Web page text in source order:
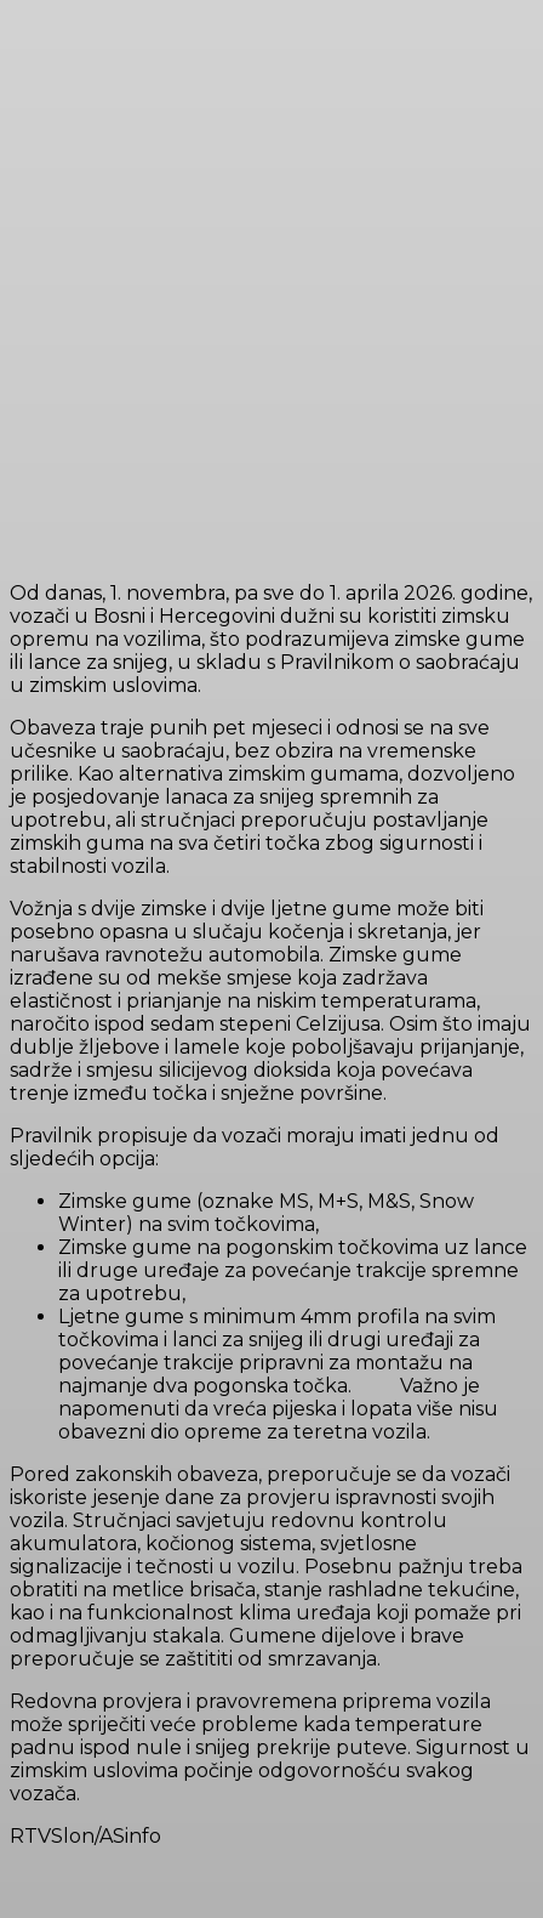
Od danas, 1. novembra, pa sve do 1. aprila 2026. godine,
vozači u Bosni i Hercegovini dužni su koristiti zimsku
opremu na vozilima, što podrazumijeva zimske gume
ili lance za snijeg, u skladu s Pravilnikom o saobraćaju
u zimskim uslovima.
Obaveza traje punih pet mjeseci i odnosi se na sve
učesnike u saobraćaju, bez obzira na vremenske
prilike. Kao alternativa zimskim gumama, dozvoljeno
je posjedovanje lanaca za snijeg spremnih za
upotrebu, ali stručnjaci preporučuju postavljanje
zimskih guma na sva četiri točka zbog sigurnosti i
stabilnosti vozila.
Vožnja s dvije zimske i dvije ljetne gume može biti
posebno opasna u slučaju kočenja i skretanja, jer
narušava ravnotežu automobila. Zimske gume
izrađene su od mekše smjese koja zadržava
elastičnost i prianjanje na niskim temperaturama,
naročito ispod sedam stepeni Celzijusa. Osim što imaju
dublje žljebove i lamele koje poboljšavaju prijanjanje,
sadrže i smjesu silicijevog dioksida koja povećava
trenje između točka i snježne površine.
Pravilnik propisuje da vozači moraju imati jednu od
sljedećih opcija:
Zimske gume (oznake MS, M+S, M&S, Snow
Winter) na svim točkovima,
Zimske gume na pogonskim točkovima uz lance
ili druge uređaje za povećanje trakcije spremne
za upotrebu,
Ljetne gume s minimum 4mm profila na svim
točkovima i lanci za snijeg ili drugi uređaji za
povećanje trakcije pripravni za montažu na
najmanje dva pogonska točka. Važno je
napomenuti da vreća pijeska i lopata više nisu
obavezni dio opreme za teretna vozila.
Pored zakonskih obaveza, preporučuje se da vozači
iskoriste jesenje dane za provjeru ispravnosti svojih
vozila. Stručnjaci savjetuju redovnu kontrolu
akumulatora, kočionog sistema, svjetlosne
signalizacije i tečnosti u vozilu. Posebnu pažnju treba
obratiti na metlice brisača, stanje rashladne tekućine,
kao i na funkcionalnost klima uređaja koji pomaže pri
odmagljivanju stakala. Gumene dijelove i brave
preporučuje se zaštititi od smrzavanja.
Redovna provjera i pravovremena priprema vozila
može spriječiti veće probleme kada temperature
padnu ispod nule i snijeg prekrije puteve. Sigurnost u
zimskim uslovima počinje odgovornošću svakog
vozača.
RTVSlon/ASinfo